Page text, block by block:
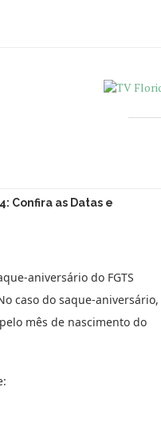
Confira as Datas e
aniversário do FGTS
caso do saque-aniversário,
mês de nascimento do